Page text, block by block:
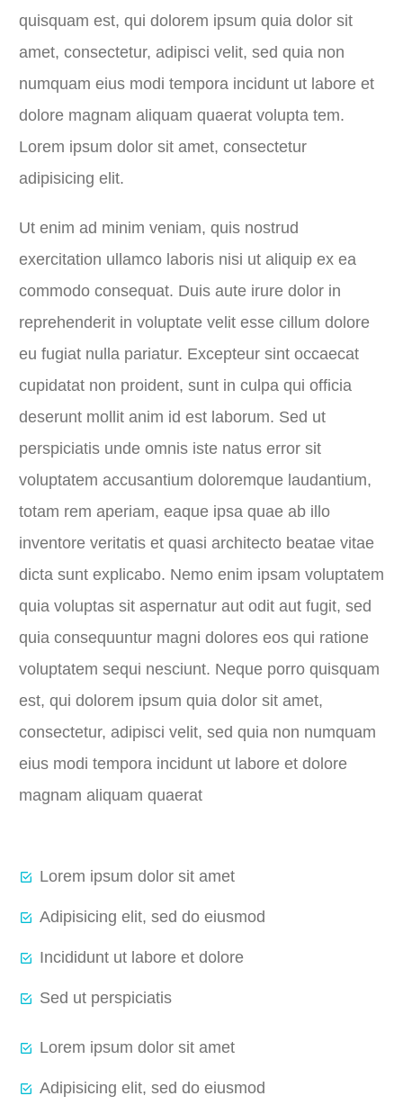
quisquam est, qui dolorem ipsum quia dolor sit
amet, consectetur, adipisci velit, sed quia non
numquam eius modi tempora incidunt ut labore et
dolore magnam aliquam quaerat volupta tem.
Lorem ipsum dolor sit amet, consectetur
adipisicing elit.
Ut enim ad minim veniam, quis nostrud
exercitation ullamco laboris nisi ut aliquip ex ea
commodo consequat. Duis aute irure dolor in
reprehenderit in voluptate velit esse cillum dolore
eu fugiat nulla pariatur. Excepteur sint occaecat
cupidatat non proident, sunt in culpa qui officia
deserunt mollit anim id est laborum. Sed ut
perspiciatis unde omnis iste natus error sit
voluptatem accusantium doloremque laudantium,
totam rem aperiam, eaque ipsa quae ab illo
inventore veritatis et quasi architecto beatae vitae
dicta sunt explicabo. Nemo enim ipsam voluptatem
quia voluptas sit aspernatur aut odit aut fugit, sed
quia consequuntur magni dolores eos qui ratione
voluptatem sequi nesciunt. Neque porro quisquam
est, qui dolorem ipsum quia dolor sit amet,
consectetur, adipisci velit, sed quia non numquam
eius modi tempora incidunt ut labore et dolore
magnam aliquam quaerat
Lorem ipsum dolor sit amet
Adipisicing elit, sed do eiusmod
Incididunt ut labore et dolore
Sed ut perspiciatis
Lorem ipsum dolor sit amet
Adipisicing elit, sed do eiusmod